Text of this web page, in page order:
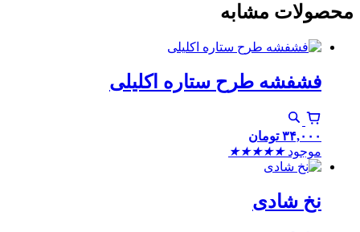
محصولات مشابه
فشفشه طرح ستاره اکلیلی
۳۴,۰۰۰ تومان
موجود ★
★
★
★
★
نخ شادی